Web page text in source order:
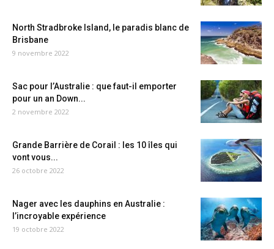
North Stradbroke Island, le paradis blanc de
Brisbane
9 novembre 2022
Sac pour l’Australie : que faut-il emporter
pour un an Down...
2 novembre 2022
Grande Barrière de Corail : les 10 îles qui
vont vous...
26 octobre 2022
Nager avec les dauphins en Australie :
l’incroyable expérience
19 octobre 2022